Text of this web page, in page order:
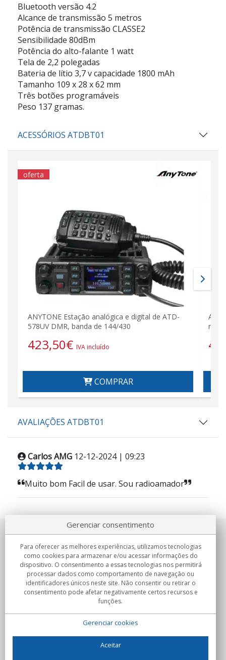
Bluetooth versão 4.2
Alcance de transmissão 5 metros
Potência de transmissão CLASSE2
Sensibilidade 80dBm
Potência do alto-falante 1 watt
Tela de 2,2 polegadas
Bateria de lítio 3,7 v capacidade 1800 mAh
Tamanho 109 x 28 x 62 mm
Três botões programáveis
Peso 137 gramas.
ACESSÓRIOS ATDBT01
oferta
ANYTONE Estação analógica e digital de ATD-
578UV DMR, banda de 144/430
423,50€ IVA incluído
COMPRAR
AVALIAÇÕES ATDBT01
Carlos AMG 12-12-2024 | 09:23
Muito bom Facil de usar. Sou radioamador
Sobre nosotros
Compromissos
Compras
Gerenciar consentimento
Para oferecer as melhores experiências, utilizamos tecnologias
como cookies para armazenar e/ou acessar informações do
dispositivo. O consentimento a essas tecnologias nos permitirá
processar dados como comportamento de navegação ou
identificadores únicos neste site. Não consentir ou retirar o
consentimento pode afetar negativamente certos recursos e
funções.
Gerenciar cookies
Aceitar